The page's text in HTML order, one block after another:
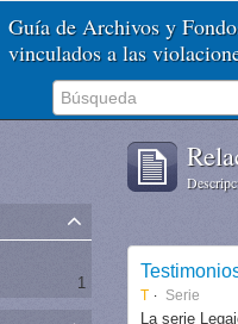
Guía de Archivos y
vinculados a las
1
T Serie
La serie